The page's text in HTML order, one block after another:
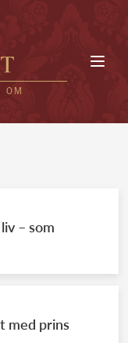
OM
– som
med prins